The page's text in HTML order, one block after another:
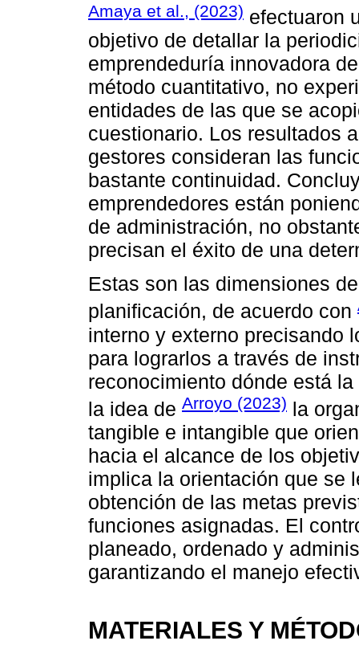
Amaya et al., (2023) efectuaron
objetivo de detallar la
emprendeduría innovadora
método cuantitativo, no
entidades de las que se
cuestionario. Los resultados
gestores consideran las
bastante continuidad.
emprendedores están
de administración, no
precisan el éxito de una
Estas son las dimensiones
planificación, de acuerdo con
interno y externo precisando
para lograrlos a través de
reconocimiento dónde está
la idea de Arroyo (2023) la
tangible e intangible que
hacia el alcance de los
implica la orientación que se
obtención de las metas
funciones asignadas. El
planeado, ordenado y
garantizando el manejo
MATERIALES Y